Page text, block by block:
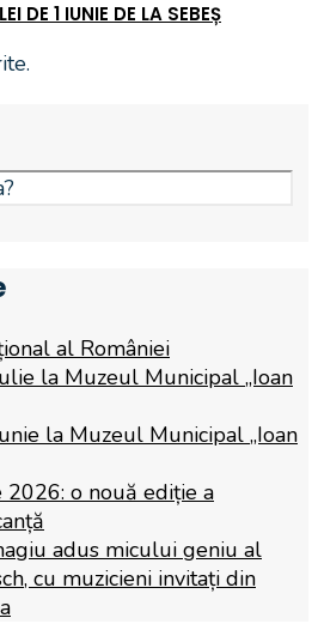
DE 1 IUNIE DE LA SEBEȘ
al României
la Muzeul Municipal „Ioan
la Muzeul Municipal „Ioan
o nouă ediție a
adus micului geniu al
cu muzicieni invitați din